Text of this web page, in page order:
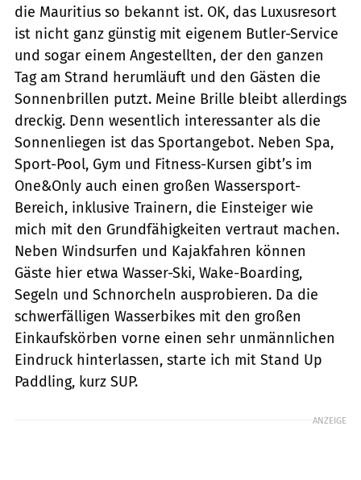
die Mauritius so bekannt ist. OK, das Luxusresort
ist nicht ganz günstig mit eigenem Butler-Service
und sogar einem Angestellten, der den ganzen
Tag am Strand herumläuft und den Gästen die
Sonnenbrillen putzt. Meine Brille bleibt allerdings
dreckig. Denn wesentlich interessanter als die
Sonnenliegen ist das Sportangebot. Neben Spa,
Sport-Pool, Gym und Fitness-Kursen gibt’s im
One&Only auch einen großen Wassersport-
Bereich, inklusive Trainern, die Einsteiger wie
mich mit den Grundfähigkeiten vertraut machen.
Neben Windsurfen und Kajakfahren können
Gäste hier etwa Wasser-Ski, Wake-Boarding,
Segeln und Schnorcheln ausprobieren. Da die
schwerfälligen Wasserbikes mit den großen
Einkaufskörben vorne einen sehr unmännlichen
Eindruck hinterlassen, starte ich mit Stand Up
Paddling, kurz SUP.
ANZEIGE